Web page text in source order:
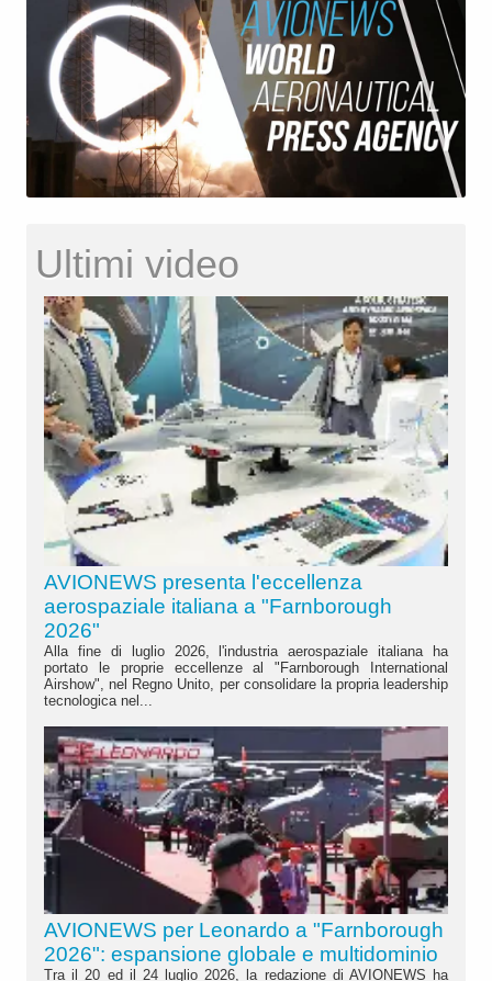
Ultimi video
AVIONEWS presenta l'eccellenza
aerospaziale italiana a "Farnborough
2026"
Alla fine di luglio 2026, l'industria aerospaziale italiana ha
portato le proprie eccellenze al "Farnborough International
Airshow", nel Regno Unito, per consolidare la propria leadership
tecnologica nel...
AVIONEWS per Leonardo a "Farnborough
2026": espansione globale e multidominio
Tra il 20 ed il 24 luglio 2026, la redazione di AVIONEWS ha